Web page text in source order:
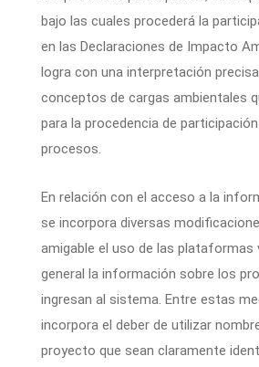
bajo las cuales procederá la
en las Declaraciones de Impacto
logra con una interpretación
conceptos de cargas ambientales
para la procedencia de
procesos.
En relación con el acceso a la
se incorpora diversas
amigable el uso de las plataformas
general la información sobre los
ingresan al sistema. Entre estas
incorpora el deber de utilizar
proyecto que sean claramente